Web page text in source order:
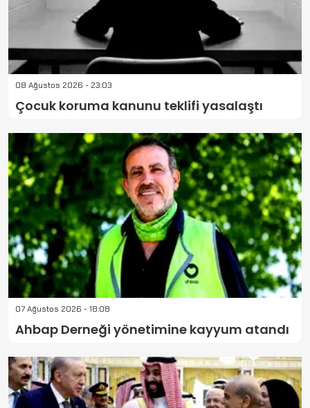
08 Ağustos 2026 - 23:03
Çocuk koruma kanunu teklifi yasalaştı
07 Ağustos 2026 - 18:08
Ahbap Derneği yönetimine kayyum atandı